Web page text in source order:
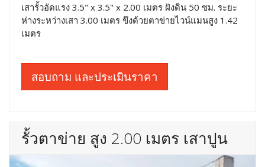
เสารั้วอัดแรง 3.5" x 3.5" x 2.00 เมตร ฝังดิน 50 ซม. ระยะ
ห่างระหว่างเสา 3.00 เมตร ขึงด้วยตาข่ายไวน์แมนสูง 1.42
เมตร
สอบถาม และประเมินราคา
รั้วตาข่าย สูง 2.00 เมตร เสาปูน